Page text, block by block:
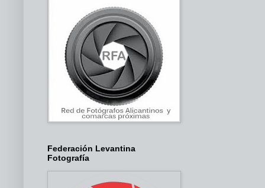
Federación Levantina
Fotografía